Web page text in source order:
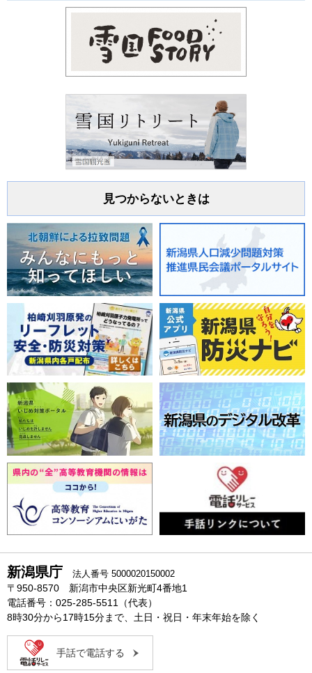
見つからないときは
新潟県庁 法人番号 5000020150002
〒950-8570 新潟市中央区新光町4番地1
電話番号：025-285-5511（代表）
8時30分から17時15分まで、土日・祝日・年末年始を除く
手話で電話する